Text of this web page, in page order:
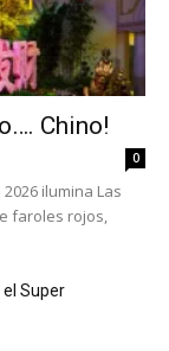
Chino!
0
ilumina Las
faroles rojos,
el Super